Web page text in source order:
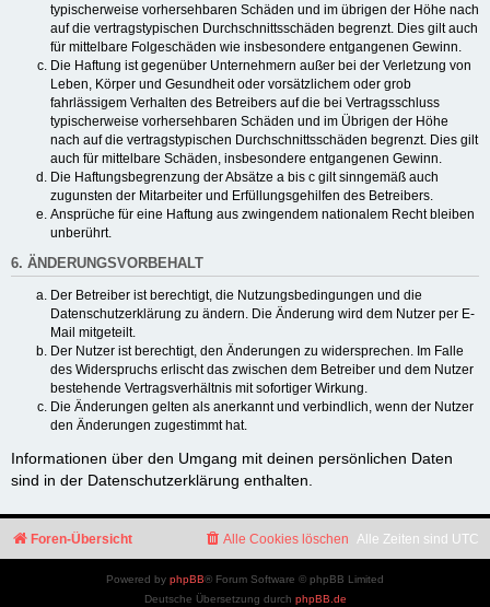
typischerweise vorhersehbaren Schäden und im übrigen der Höhe nach
auf die vertragstypischen Durchschnittsschäden begrenzt. Dies gilt auch
für mittelbare Folgeschäden wie insbesondere entgangenen Gewinn.
Die Haftung ist gegenüber Unternehmern außer bei der Verletzung von
Leben, Körper und Gesundheit oder vorsätzlichem oder grob
fahrlässigem Verhalten des Betreibers auf die bei Vertragsschluss
typischerweise vorhersehbaren Schäden und im Übrigen der Höhe
nach auf die vertragstypischen Durchschnittsschäden begrenzt. Dies gilt
auch für mittelbare Schäden, insbesondere entgangenen Gewinn.
Die Haftungsbegrenzung der Absätze a bis c gilt sinngemäß auch
zugunsten der Mitarbeiter und Erfüllungsgehilfen des Betreibers.
Ansprüche für eine Haftung aus zwingendem nationalem Recht bleiben
unberührt.
6. ÄNDERUNGSVORBEHALT
Der Betreiber ist berechtigt, die Nutzungsbedingungen und die
Datenschutzerklärung zu ändern. Die Änderung wird dem Nutzer per E-
Mail mitgeteilt.
Der Nutzer ist berechtigt, den Änderungen zu widersprechen. Im Falle
des Widerspruchs erlischt das zwischen dem Betreiber und dem Nutzer
bestehende Vertragsverhältnis mit sofortiger Wirkung.
Die Änderungen gelten als anerkannt und verbindlich, wenn der Nutzer
den Änderungen zugestimmt hat.
Informationen über den Umgang mit deinen persönlichen Daten
sind in der Datenschutzerklärung enthalten.
Foren-Übersicht Alle Zeiten sind UTC
Alle Cookies löschen
Powered by phpBB® Forum Software © phpBB Limited
Deutsche Übersetzung durch phpBB.de